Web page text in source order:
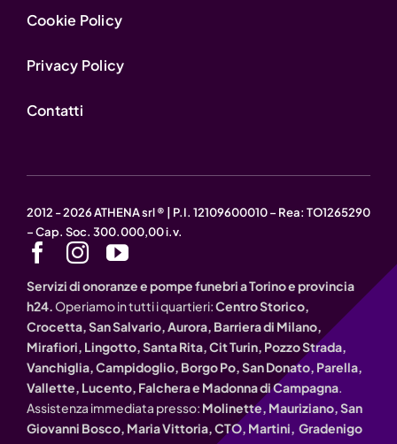
Cookie Policy
Privacy Policy
Contatti
2012 - 2026 ATHENA srl ® | P.I. 12109600010 – Rea: TO1265290
– Cap. Soc. 300.000,00 i.v.
Servizi di onoranze e pompe funebri a Torino e provincia
h24. Operiamo in tutti i quartieri:Centro Storico,
Crocetta, San Salvario, Aurora, Barriera di Milano,
Mirafiori, Lingotto, Santa Rita, Cit Turin, Pozzo Strada,
Vanchiglia, Campidoglio, Borgo Po, San Donato, Parella,
Vallette, Lucento, Falchera e Madonna di Campagna.
Assistenza immediata presso: Molinette, Mauriziano, San
Giovanni Bosco, Maria Vittoria, CTO, Martini, Gradenigo